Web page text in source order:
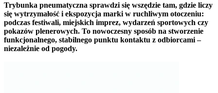
Trybunka pneumatyczna sprawdzi się wszędzie tam, gdzie liczy
się wytrzymałość i ekspozycja marki w ruchliwym otoczeniu:
podczas festiwali, miejskich imprez, wydarzeń sportowych czy
pokazów plenerowych. To nowoczesny sposób na stworzenie
funkcjonalnego, stabilnego punktu kontaktu z odbiorcami –
niezależnie od pogody.